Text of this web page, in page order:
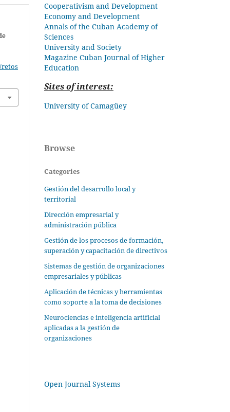
retos
Cooperativism and Development
Economy and Development
Annals of the Cuban Academy of
Sciences
University and Society
Magazine Cuban Journal of Higher
Education
Sites of interest:
University of Camagüey
Browse
Categories
Gestión del desarrollo local y
territorial
Dirección empresarial y
administración pública
Gestión de los procesos de formación,
superación y capacitación de directivos
Sistemas de gestión de organizaciones
empresariales y públicas
Aplicación de técnicas y herramientas
como soporte a la toma de decisiones
Neurociencias e inteligencia artificial
aplicadas a la gestión de
organizaciones
Open Journal Systems